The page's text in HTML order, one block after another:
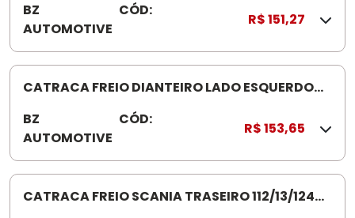
BZ
AUTOMOTIVE
CÓD:
0
2
0
R$ 151,27
CATRACA FREIO DIANTEIRO LADO ESQUERDO
BZ
AUTOMOTIVE
CÓD:
0
2
0
R$ 153,65
CATRACA FREIO SCANIA TRASEIRO 112/13/124